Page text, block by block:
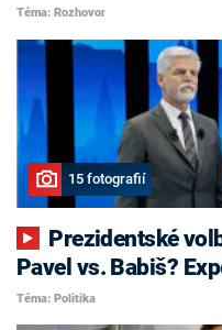
Téma: Rozhovor
15 fotografií
Pavel vs. Babiš?
Téma: Politika